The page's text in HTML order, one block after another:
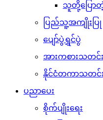
သူတို့ပြော
ပြည်သူ့အကျိုးပြု
ပျော်ပွဲရွှင်ပွဲ
အားကစားသတင်း
နိုင်ငံတကာသတင်
ပညာပေး
စိုက်ပျိုးရေး